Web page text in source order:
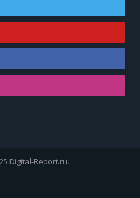
Digital-Report.ru.